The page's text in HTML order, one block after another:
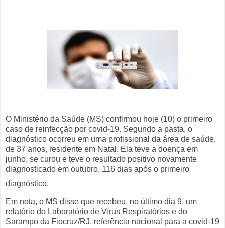
O Ministério da Saúde (MS) confirmou hoje (10) o primeiro
caso de reinfecção por covid-19. Segundo a pasta, o
diagnóstico ocorreu em uma profissional da área de saúde,
de 37 anos, residente em Natal. Ela teve a doença em
junho, se curou e teve o resultado positivo novamente
diagnosticado em outubro, 116 dias após o primeiro
diagnóstico.
Em nota, o MS disse que recebeu, no último dia 9, um
relatório do Laboratório de Vírus Respiratórios e do
Sarampo da Fiocruz/RJ, referência nacional para a covid-19